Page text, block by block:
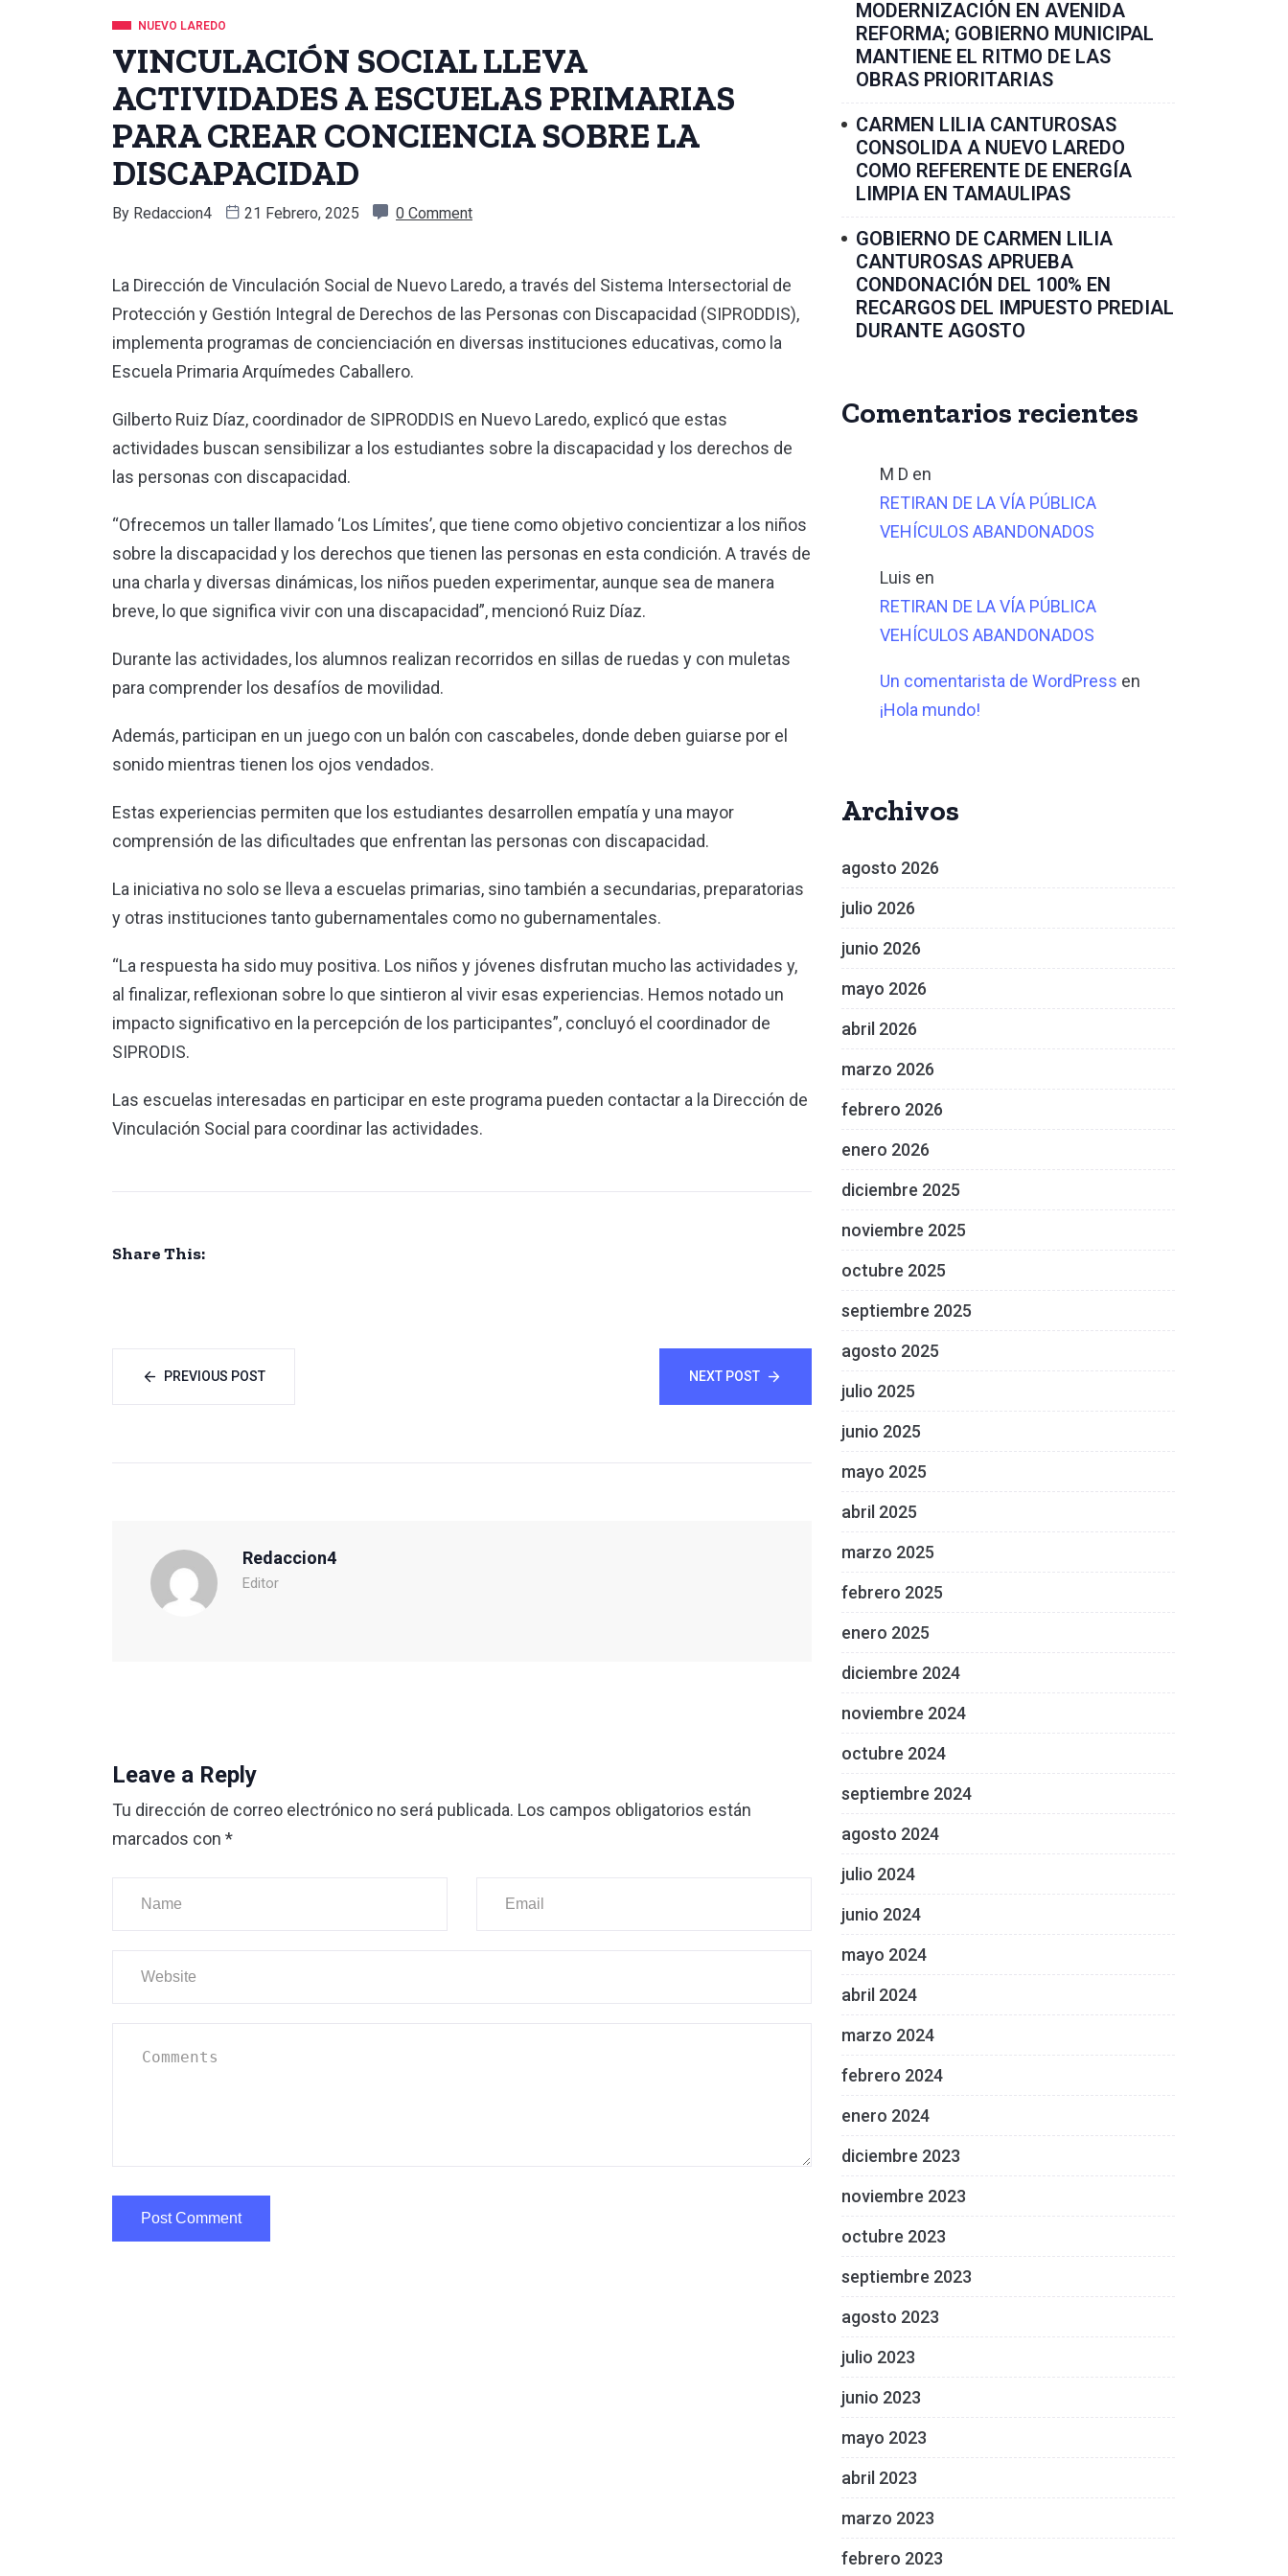
NUEVO LAREDO
VINCULACIÓN SOCIAL LLEVA
ACTIVIDADES A ESCUELAS PRIMARIAS
PARA CREAR CONCIENCIA SOBRE LA
DISCAPACIDAD
By Redaccion4 21 Febrero, 2025 0 Comment
La Dirección de Vinculación Social de Nuevo Laredo, a través del Sistema Intersectorial de
Protección y Gestión Integral de Derechos de las Personas con Discapacidad (SIPRODDIS),
implementa programas de concienciación en diversas instituciones educativas, como la
Escuela Primaria Arquímedes Caballero.
Gilberto Ruiz Díaz, coordinador de SIPRODDIS en Nuevo Laredo, explicó que estas
actividades buscan sensibilizar a los estudiantes sobre la discapacidad y los derechos de
las personas con discapacidad.
“Ofrecemos un taller llamado ‘Los Límites’, que tiene como objetivo concientizar a los niños
sobre la discapacidad y los derechos que tienen las personas en esta condición. A través de
una charla y diversas dinámicas, los niños pueden experimentar, aunque sea de manera
breve, lo que significa vivir con una discapacidad”, mencionó Ruiz Díaz.
Durante las actividades, los alumnos realizan recorridos en sillas de ruedas y con muletas
para comprender los desafíos de movilidad.
Además, participan en un juego con un balón con cascabeles, donde deben guiarse por el
sonido mientras tienen los ojos vendados.
Estas experiencias permiten que los estudiantes desarrollen empatía y una mayor
comprensión de las dificultades que enfrentan las personas con discapacidad.
La iniciativa no solo se lleva a escuelas primarias, sino también a secundarias, preparatorias
y otras instituciones tanto gubernamentales como no gubernamentales.
“La respuesta ha sido muy positiva. Los niños y jóvenes disfrutan mucho las actividades y,
al finalizar, reflexionan sobre lo que sintieron al vivir esas experiencias. Hemos notado un
impacto significativo en la percepción de los participantes”, concluyó el coordinador de
SIPRODIS.
Las escuelas interesadas en participar en este programa pueden contactar a la Dirección de
Vinculación Social para coordinar las actividades.
Share This:
PREVIOUS POST NEXT POST
Redaccion4
Editor
Leave a Reply
Tu dirección de correo electrónico no será publicada. Los campos obligatorios están
marcados con *
MODERNIZACIÓN EN AVENIDA
REFORMA; GOBIERNO MUNICIPAL
MANTIENE EL RITMO DE LAS
OBRAS PRIORITARIAS
CARMEN LILIA CANTUROSAS
CONSOLIDA A NUEVO LAREDO
COMO REFERENTE DE ENERGÍA
LIMPIA EN TAMAULIPAS
GOBIERNO DE CARMEN LILIA
CANTUROSAS APRUEBA
CONDONACIÓN DEL 100% EN
RECARGOS DEL IMPUESTO PREDIAL
DURANTE AGOSTO
Comentarios recientes
M D en
RETIRAN DE LA VÍA PÚBLICA
VEHÍCULOS ABANDONADOS
Luis en
RETIRAN DE LA VÍA PÚBLICA
VEHÍCULOS ABANDONADOS
Un comentarista de WordPress en
¡Hola mundo!
Archivos
agosto 2026
julio 2026
junio 2026
mayo 2026
abril 2026
marzo 2026
febrero 2026
enero 2026
diciembre 2025
noviembre 2025
octubre 2025
septiembre 2025
agosto 2025
julio 2025
junio 2025
mayo 2025
abril 2025
marzo 2025
febrero 2025
enero 2025
diciembre 2024
noviembre 2024
octubre 2024
septiembre 2024
agosto 2024
julio 2024
junio 2024
mayo 2024
abril 2024
marzo 2024
febrero 2024
enero 2024
diciembre 2023
noviembre 2023
octubre 2023
septiembre 2023
agosto 2023
julio 2023
junio 2023
mayo 2023
abril 2023
marzo 2023
febrero 2023